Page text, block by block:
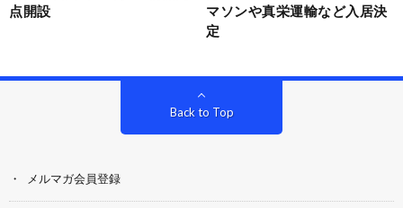
点開設
マソンや真栄運輸など入居決
定
Back to Top
メルマガ会員登録